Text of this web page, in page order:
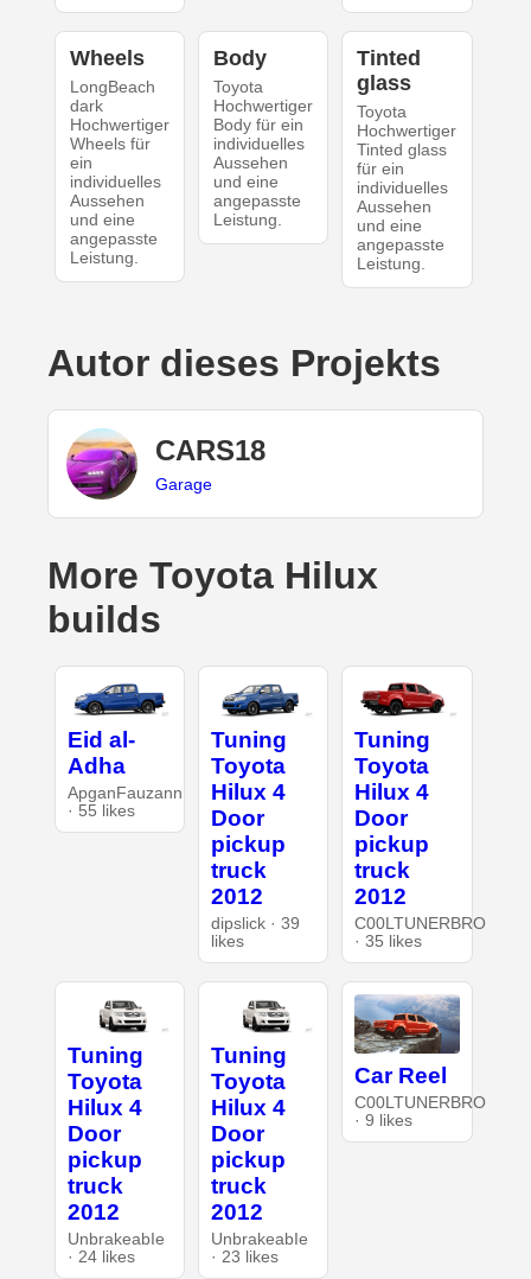
Wheels
LongBeach
dark
Hochwertiger
Wheels für
ein
individuelles
Aussehen
und eine
angepasste
Leistung.
Body
Toyota
Hochwertiger
Body für ein
individuelles
Aussehen
und eine
angepasste
Leistung.
Tinted
glass
Toyota
Hochwertiger
Tinted glass
für ein
individuelles
Aussehen
und eine
angepasste
Leistung.
Autor dieses Projekts
CARS18
Garage
More Toyota Hilux
builds
Eid al-
Adha
ApganFauzann
· 55 likes
Tuning
Toyota
Hilux 4
Door
pickup
truck
2012
dipslick · 39
likes
Tuning
Toyota
Hilux 4
Door
pickup
truck
2012
C00LTUNERBRO
· 35 likes
Tuning
Toyota
Hilux 4
Door
pickup
truck
2012
UnbrakeabIe
· 24 likes
Tuning
Toyota
Hilux 4
Door
pickup
truck
2012
UnbrakeabIe
· 23 likes
Car Reel
C00LTUNERBRO
· 9 likes